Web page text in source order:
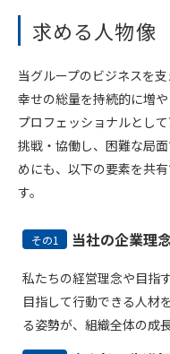
求める人物像
当グループのビジネスを
幸せの総量を持続的に増
プロフェッショナルとし
挑戦・協働し、困難な局
めにも、以下の要素を共
す。
その1 当社の企業理
私たちの経営理念や目指
目指して行動できる人材
る姿勢が、組織全体の成